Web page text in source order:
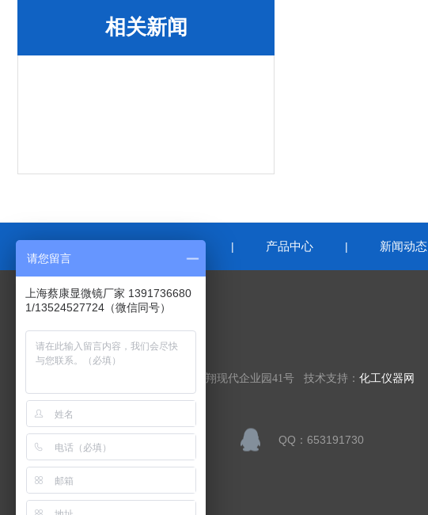
相关新闻
| 产品中心 | 新闻动态
联系我们
上海蔡康光学仪器有限公司
公司地址：上海市嘉定区顺达路98弄南翔现代企业园41号 技术支持： 化工仪器网
QQ：653191730
邮箱：sales@caikon.com
请您留言
上海蔡康显微镜厂家 1391736680
1/13524527724（微信同号）